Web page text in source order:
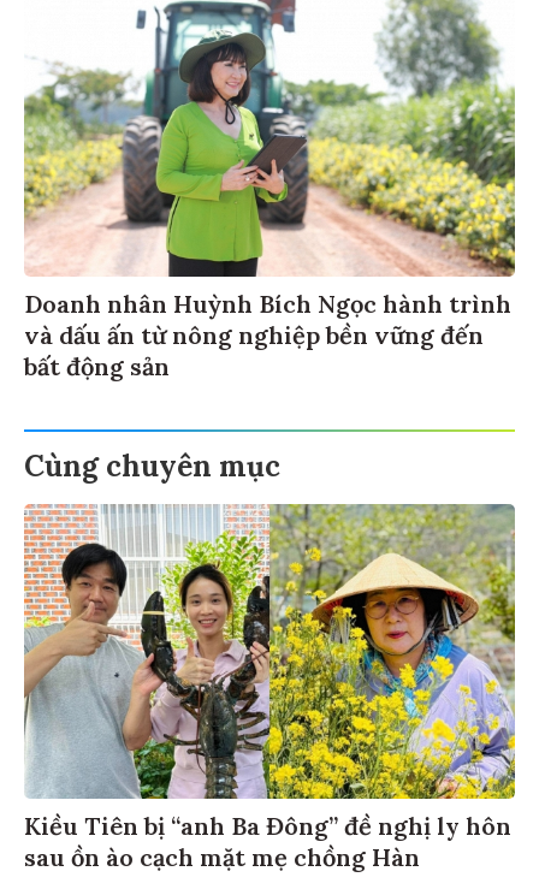
Doanh nhân Huỳnh Bích Ngọc hành trình
và dấu ấn từ nông nghiệp bền vững đến
bất động sản
Cùng chuyên mục
Kiều Tiên bị “anh Ba Đông” đề nghị ly hôn
sau ồn ào cạch mặt mẹ chồng Hàn